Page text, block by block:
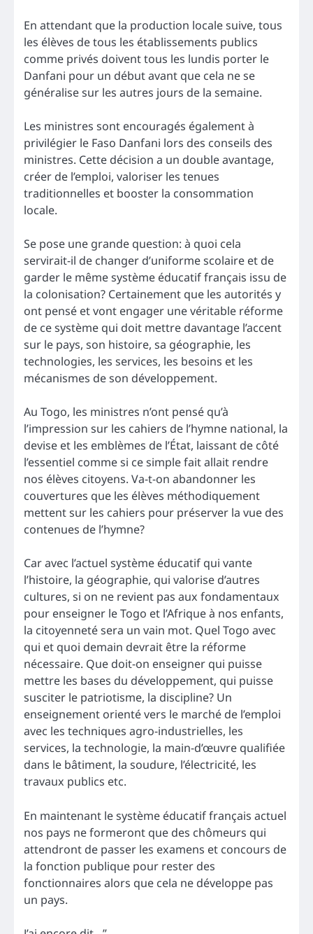
En attendant que la production locale suive, tous
les élèves de tous les établissements publics
comme privés doivent tous les lundis porter le
Danfani pour un début avant que cela ne se
généralise sur les autres jours de la semaine.
Les ministres sont encouragés également à
privilégier le Faso Danfani lors des conseils des
ministres. Cette décision a un double avantage,
créer de l’emploi, valoriser les tenues
traditionnelles et booster la consommation
locale.
Se pose une grande question: à quoi cela
servirait-il de changer d’uniforme scolaire et de
garder le même système éducatif français issu de
la colonisation? Certainement que les autorités y
ont pensé et vont engager une véritable réforme
de ce système qui doit mettre davantage l’accent
sur le pays, son histoire, sa géographie, les
technologies, les services, les besoins et les
mécanismes de son développement.
Au Togo, les ministres n’ont pensé qu’à
l’impression sur les cahiers de l’hymne national, la
devise et les emblèmes de l’État, laissant de côté
l’essentiel comme si ce simple fait allait rendre
nos élèves citoyens. Va-t-on abandonner les
couvertures que les élèves méthodiquement
mettent sur les cahiers pour préserver la vue des
contenues de l’hymne?
Car avec l’actuel système éducatif qui vante
l’histoire, la géographie, qui valorise d’autres
cultures, si on ne revient pas aux fondamentaux
pour enseigner le Togo et l’Afrique à nos enfants,
la citoyenneté sera un vain mot. Quel Togo avec
qui et quoi demain devrait être la réforme
nécessaire. Que doit-on enseigner qui puisse
mettre les bases du développement, qui puisse
susciter le patriotisme, la discipline? Un
enseignement orienté vers le marché de l’emploi
avec les techniques agro-industrielles, les
services, la technologie, la main-d’œuvre qualifiée
dans le bâtiment, la soudure, l’électricité, les
travaux publics etc.
En maintenant le système éducatif français actuel
nos pays ne formeront que des chômeurs qui
attendront de passer les examens et concours de
la fonction publique pour rester des
fonctionnaires alors que cela ne développe pas
un pays.